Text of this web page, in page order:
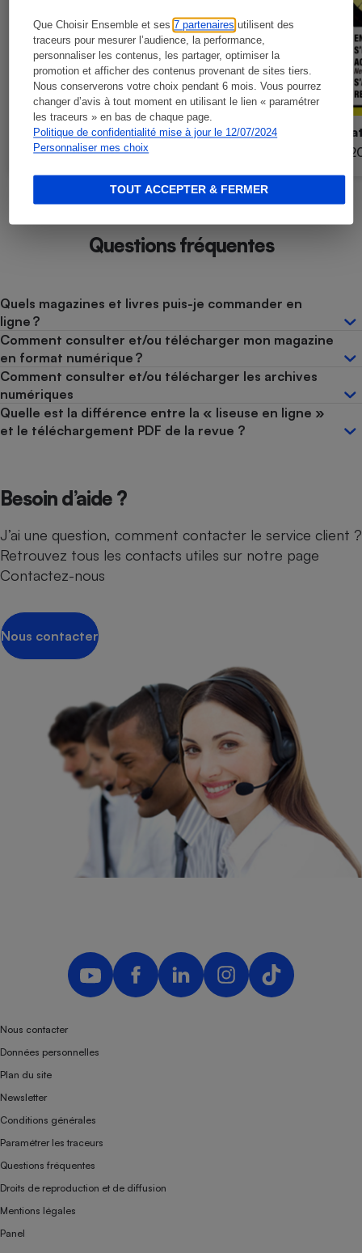
Que Choisir Ensemble et ses7 partenaires utilisent des
traceurs pour mesurer l’audience, la performance,
personnaliser les contenus, les partager, optimiser la
promotion et afficher des contenus provenant de sites tiers.
Nous conserverons votre choix pendant 6 mois. Vous pourrez
changer d’avis à tout moment en utilisant le lien « paramétrer
les traceurs » en bas de chaque page.
Politique de confidentialité mise à jour le 12/07/2024
Personnaliser mes choix
TOUT ACCEPTER & FERMER
Que Choisir Pratique
N°148 - juin 2026
Que Choisir
N°147 - mars
Questions fréquentes
Quels magazines et livres puis-je commander en
ligne ?
Comment consulter et/ou télécharger mon magazine
en format numérique ?
Comment consulter et/ou télécharger les archives
numériques
Quelle est la différence entre la « liseuse en ligne »
et le téléchargement PDF de la revue ?
Besoin d’aide ?
J’ai une question, comment contacter le service client ?
Retrouvez tous les contacts utiles sur notre page
Contactez-nous
Nous contacter
Nous contacter
Données personnelles
Plan du site
Newsletter
Conditions générales
Paramétrer les traceurs
Questions fréquentes
Droits de reproduction et de diffusion
Mentions légales
Panel